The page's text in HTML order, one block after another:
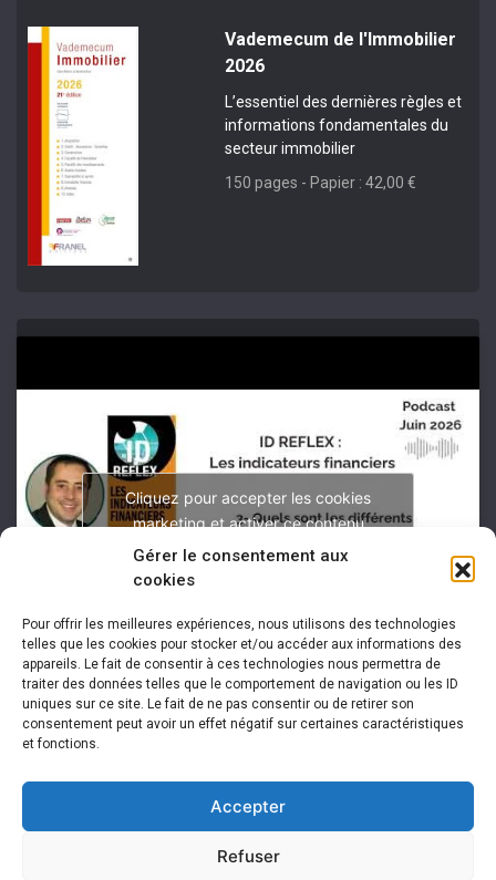
Gérer le consentement aux
cookies
Pour offrir les meilleures expériences, nous utilisons des technologies
telles que les cookies pour stocker et/ou accéder aux informations des
appareils. Le fait de consentir à ces technologies nous permettra de
traiter des données telles que le comportement de navigation ou les ID
uniques sur ce site. Le fait de ne pas consentir ou de retirer son
consentement peut avoir un effet négatif sur certaines caractéristiques
et fonctions.
Accepter
Refuser
Vademecum de l'Immobilier
2026
L’essentiel des dernières règles et
informations fondamentales du
secteur immobilier
150 pages - Papier : 42,00 €
Cliquez pour accepter les cookies
marketing et activer ce contenu